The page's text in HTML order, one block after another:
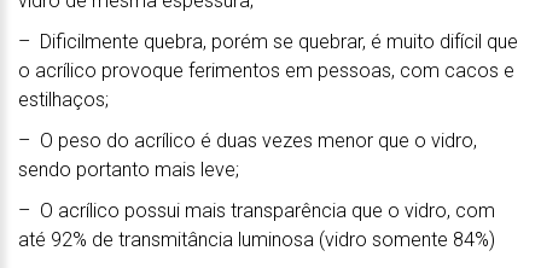
– Dificilmente quebra, porém se quebrar, é muito difícil que
o acrílico provoque ferimentos em pessoas, com cacos e
estilhaços;
– O peso do acrílico é duas vezes menor que o vidro,
sendo portanto mais leve;
– O acrílico possui mais transparência que o vidro, com
até 92% de transmitância luminosa (vidro somente 84%)